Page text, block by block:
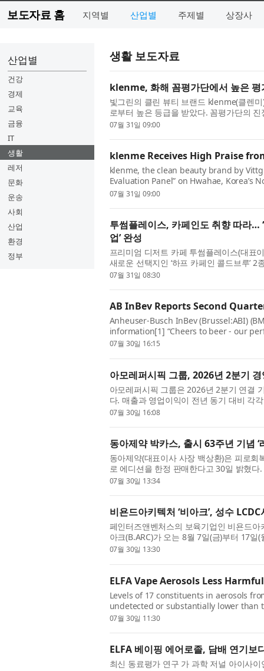
보도자료 홈 지역별 산업별 주제별 상장사
산업별
건강
경제
교육
금융
IT
생활
레저
문화
운송
사회
산업
환경
정부
생활 보도자료
klenme, 화해 꼼평가단에서 높은 평
빛그린의 클린 뷰티 브랜드 klenme(클렌
로부터 높은 등급을 받았다. 꼼평가단의
가 4.40점, 프리미엄 헤어 케어 트리트먼
07월 31일 09:00
klenme Receives High Praise
klenme, the clean beauty brand by
Evaluation Panel” on Hwahae, Korea’s
for authentic reviews, the Premium
07월 31일 09:00
투썸플레이스, 카페인도 취향 따라…
업’ 완성
프리미엄 디저트 카페 투썸플레이스(대표
새로운 선택지인 ‘하프 카페인 콜드브루’
다고 밝혔다. 최근 국내 커피 시장에서는
07월 31일 08:30
AB InBev Reports Second
Anheuser-Busch InBev (Brussel:ABI)
information[1] “Cheers to beer - our
beer category and the consistent
07월 30일 16:15
아모레퍼시픽 그룹, 2026년 2분기
아모레퍼시픽 그룹은 2026년 2분기 연결
다. 매출과 영업이익이 전년 동기 대비 각
동시에 달성했다. 국내 사업은 럭셔리, 더
07월 30일 16:08
동아제약 박카스, 출시 63주년 기념 ‘
동아제약(대표이사 사장 백상환)은 피로
로 에디션을 한정 판매한다고 30일 밝혔
스는 지난해까지 누적 판매량 242억 병을
07월 30일 13:34
비욘드아키텍처 ‘비아크’, 성수
페인터즈앤벤처스의 보육기업인 비욘드
아크(B.ARC)가 오는 8월 7일(금)부터 17
첫 단독 팝업스토어 ‘파이프, 라인(Pipe,
07월 30일 13:30
ELFA Vape Aerosols Less
Levels of 17 constituents in aerosols
undetected or substantially lower than
reviewed study published by iScience,
07월 30일 11:30
ELFA 베이핑 에어로졸, 담배 연기보
최신 동료평가 연구 가 과학 저널 아이사